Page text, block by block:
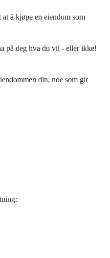
å kjøpe en eiendom som
på deg hva du vil - eller ikke!
din, noe som gir